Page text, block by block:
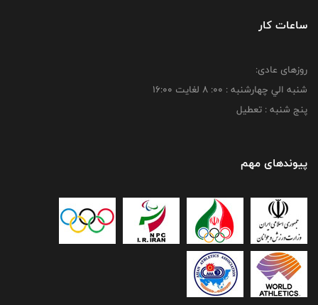
ساعات کار
روزهای عادی:
شنبه الي چهارشنبه : 00: 8 لغايت 16:00
پنج شنبه : تعطیل
پیوندهای مهم